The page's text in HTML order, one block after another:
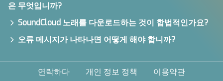
은 무엇입니까?
SoundCloud 노래를 다운로드하는 것이 합법적인가요?
오류 메시지가 나타나면 어떻게 해야 합니까?
연락하다 개인 정보 정책 이용약관